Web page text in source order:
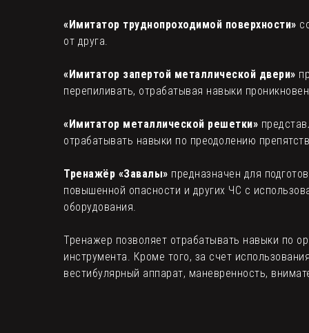
«Имитатор труднопроходимой поверхности»
от друга.
«Имитатор запертой металлической двери»
перепиливать, отрабатывая навыки
«Имитатор металлической решетки»
отрабатывать навыки по преодолению
Тренажёр «Завалы» предназначен для
повышенной опасности и других ЧС с
оборудования.
Тренажер позволяет отрабатывать навыки по
инструмента. Кроме того, за счет
вестибулярный аппарат, маневренность,